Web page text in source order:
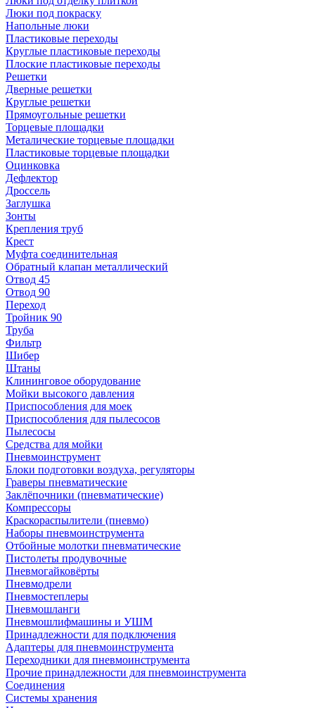
Люки под покраску
Напольные люки
Пластиковые переходы
Круглые пластиковые переходы
Плоские пластиковые переходы
Решетки
Дверные решетки
Круглые решетки
Прямоугольные решетки
Торцевые площадки
Металические торцевые площадки
Пластиковые торцевые площадки
Оцинковка
Дефлектор
Дроссель
Заглушка
Зонты
Крепления труб
Крест
Муфта соединительная
Обратный клапан металлический
Отвод 45
Отвод 90
Переход
Тройник 90
Труба
Фильтр
Шибер
Штаны
Клининговое оборудование
Мойки высокого давления
Приспособления для моек
Приспособления для пылесосов
Пылесосы
Средства для мойки
Пневмоинструмент
Блоки подготовки воздуха, регуляторы
Граверы пневматические
Заклёпочники (пневматические)
Компрессоры
Краскораспылители (пневмо)
Наборы пневмоинструмента
Отбойные молотки пневматические
Пистолеты продувочные
Пневмогайковёрты
Пневмодрели
Пневмостеплеры
Пневмошланги
Пневмошлифмашины и УШМ
Принадлежности для подключения
Адаптеры для пневмоинструмента
Переходники для пневмоинструмента
Прочие принадлежности для пневмоинструмента
Соединения
Системы хранения